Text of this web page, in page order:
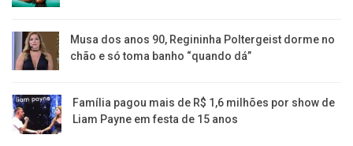
Musa dos anos 90, Regininha Poltergeist dorme no
chão e só toma banho “quando dá”
Família pagou mais de R$ 1,6 milhões por show de
Liam Payne em festa de 15 anos